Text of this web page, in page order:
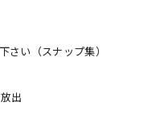
さい（スナップ集）
出